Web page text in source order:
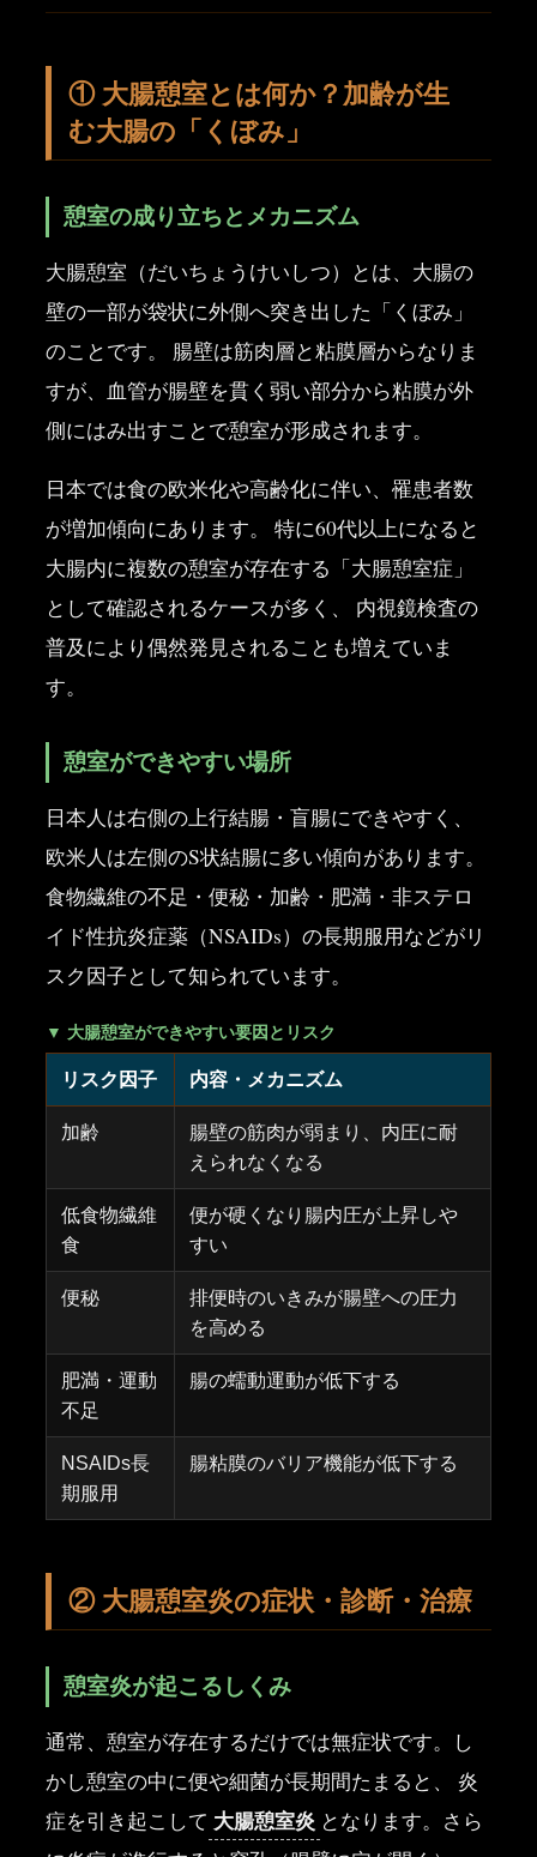
① 大腸憩室とは何か？加齢が生
む大腸の「くぼみ」
憩室の成り立ちとメカニズム
大腸憩室（だいちょうけいしつ）とは、大腸の
壁の一部が袋状に外側へ突き出した「くぼみ」
のことです。 腸壁は筋肉層と粘膜層からなりま
すが、血管が腸壁を貫く弱い部分から粘膜が外
側にはみ出すことで憩室が形成されます。
日本では食の欧米化や高齢化に伴い、罹患者数
が増加傾向にあります。 特に60代以上になると
大腸内に複数の憩室が存在する「大腸憩室症」
として確認されるケースが多く、 内視鏡検査の
普及により偶然発見されることも増えていま
す。
憩室ができやすい場所
日本人は右側の上行結腸・盲腸にできやすく、
欧米人は左側のS状結腸に多い傾向があります。
食物繊維の不足・便秘・加齢・肥満・非ステロ
イド性抗炎症薬（NSAIDs）の長期服用などがリ
スク因子として知られています。
▼ 大腸憩室ができやすい要因とリスク
リスク因子 内容・メカニズム
加齢
腸壁の筋肉が弱まり、内圧に耐
えられなくなる
低食物繊維
食
便が硬くなり腸内圧が上昇しや
すい
便秘
排便時のいきみが腸壁への圧力
を高める
肥満・運動
不足
腸の蠕動運動が低下する
NSAIDs長
期服用
腸粘膜のバリア機能が低下する
② 大腸憩室炎の症状・診断・治療
憩室炎が起こるしくみ
通常、憩室が存在するだけでは無症状です。し
かし憩室の中に便や細菌が長期間たまると、 炎
症を引き起こして 大腸憩室炎 となります。さら